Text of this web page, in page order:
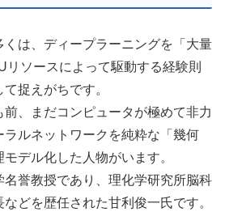
は、ディープラーニングを「大量
リソースによって駆動する経験則
捉えがちです。
前、まだコンピュータが極めて非力
ラルネットワークを純粋な「幾何
デル化した人物がいます。
名誉教授であり、理化学研究所脳科
どを歴任された甘利俊一氏です。